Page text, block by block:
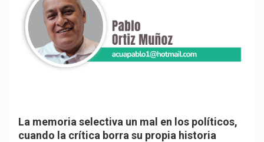
La memoria selectiva un mal en los políticos,
cuando la crítica borra su propia historia